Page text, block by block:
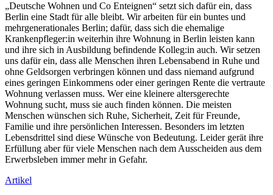
„Deutsche Wohnen und Co Enteignen“ setzt sich dafür ein, dass
Berlin eine Stadt für alle bleibt. Wir arbeiten für ein buntes und
mehrgenerationales Berlin; dafür, dass sich die ehemalige
Krankenpfleger:in weiterhin ihre Wohnung in Berlin leisten kann
und ihre sich in Ausbildung befindende Kolleg:in auch. Wir setzen
uns dafür ein, dass alle Menschen ihren Lebensabend in Ruhe und
ohne Geldsorgen verbringen können und dass niemand aufgrund
eines geringen Einkommens oder einer geringen Rente die vertraute
Wohnung verlassen muss. Wer eine kleinere altersgerechte
Wohnung sucht, muss sie auch finden können. Die meisten
Menschen wünschen sich Ruhe, Sicherheit, Zeit für Freunde,
Familie und ihre persönlichen Interessen. Besonders im letzten
Lebensdrittel sind diese Wünsche von Bedeutung. Leider gerät ihre
Erfüllung aber für viele Menschen nach dem Ausscheiden aus dem
Erwerbsleben immer mehr in Gefahr.
Artikel